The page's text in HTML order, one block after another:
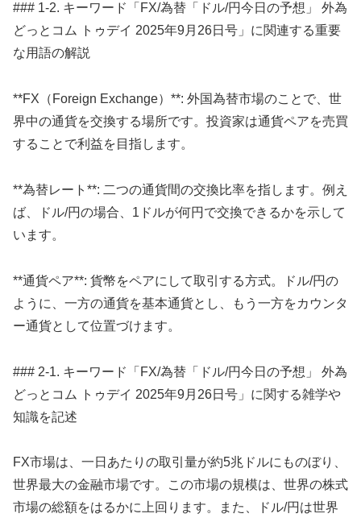
### 1-2. キーワード「FX/為替「ドル/円今日の予想」 外為
どっとコム トゥデイ 2025年9月26日号」に関連する重要
な用語の解説
**FX（Foreign Exchange）**: 外国為替市場のことで、世
界中の通貨を交換する場所です。投資家は通貨ペアを売買
することで利益を目指します。
**為替レート**: 二つの通貨間の交換比率を指します。例え
ば、ドル/円の場合、1ドルが何円で交換できるかを示して
います。
**通貨ペア**: 貨幣をペアにして取引する方式。ドル/円の
ように、一方の通貨を基本通貨とし、もう一方をカウンタ
ー通貨として位置づけます。
### 2-1. キーワード「FX/為替「ドル/円今日の予想」 外為
どっとコム トゥデイ 2025年9月26日号」に関する雑学や
知識を記述
FX市場は、一日あたりの取引量が約5兆ドルにものぼり、
世界最大の金融市場です。この市場の規模は、世界の株式
市場の総額をはるかに上回ります。また、ドル/円は世界